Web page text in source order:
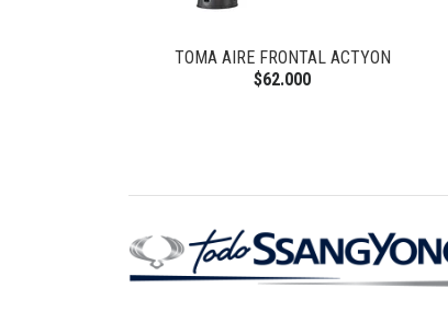
TOMA AIRE FRONTAL ACTYON
$62.000